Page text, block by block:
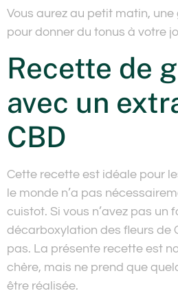
Vous aurez au petit matin,
pour donner du tonus à votre
Recette de
avec un
CBD
Cette recette est idéale pour
le monde n’a pas
cuistot. Si vous n’avez pas un
décarboxylation des fleurs de
pas. La présente recette est
chère, mais ne prend que
être réalisée.